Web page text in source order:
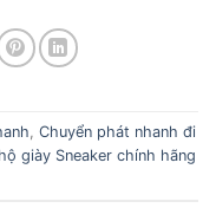
Chuyển phát nhanh đi
giày Sneaker chính hãng